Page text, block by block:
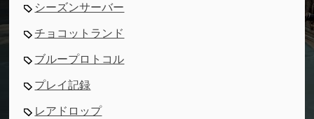
シーズンサーバー
チョコットランド
ブループロトコル
プレイ記録
レアドロップ